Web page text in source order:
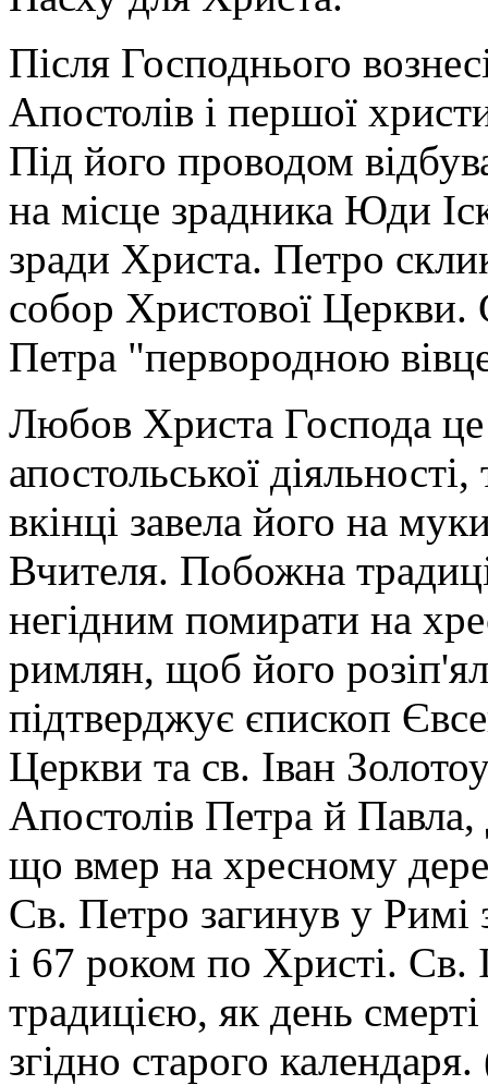
Після Господнього
Апостолів і першої
Під його проводом
на місце зрадника Юди
зради Христа. Петро
собор Христової Церкви.
Петра "первородною
Любов Христа Господа
апостольської
вкінці завела його на
Вчителя. Побожна
негідним помирати на
римлян, щоб його
підтверджує єпископ
Церкви та св. Іван
Апостолів Петра й
що вмер на хресному
Св. Петро загинув у Римі
і 67 роком по Христі. Св.
традицією, як день
згідно старого